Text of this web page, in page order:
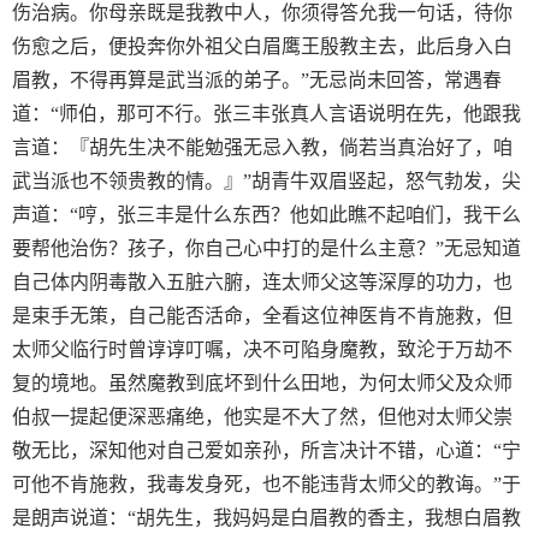
伤治病。你母亲既是我教中人，你须得答允我一句话，待你
伤愈之后，便投奔你外祖父白眉鹰王殷教主去，此后身入白
眉教，不得再算是武当派的弟子。”无忌尚未回答，常遇春
道：“师伯，那可不行。张三丰张真人言语说明在先，他跟我
言道：『胡先生决不能勉强无忌入教，倘若当真治好了，咱
武当派也不领贵教的情。』”胡青牛双眉竖起，怒气勃发，尖
声道：“哼，张三丰是什么东西？他如此瞧不起咱们，我干么
要帮他治伤？孩子，你自己心中打的是什么主意？”无忌知道
自己体内阴毒散入五脏六腑，连太师父这等深厚的功力，也
是束手无策，自己能否活命，全看这位神医肯不肯施救，但
太师父临行时曾谆谆叮嘱，决不可陷身魔教，致沦于万劫不
复的境地。虽然魔教到底坏到什么田地，为何太师父及众师
伯叔一提起便深恶痛绝，他实是不大了然，但他对太师父崇
敬无比，深知他对自己爱如亲孙，所言决计不错，心道：“宁
可他不肯施救，我毒发身死，也不能违背太师父的教诲。”于
是朗声说道：“胡先生，我妈妈是白眉教的香主，我想白眉教